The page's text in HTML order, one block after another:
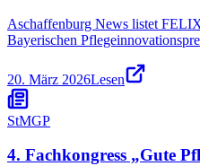
Aschaffenburg News listet
Bayerischen
20. März 2026Lesen
StMGP
4. Fachkongress „Gute